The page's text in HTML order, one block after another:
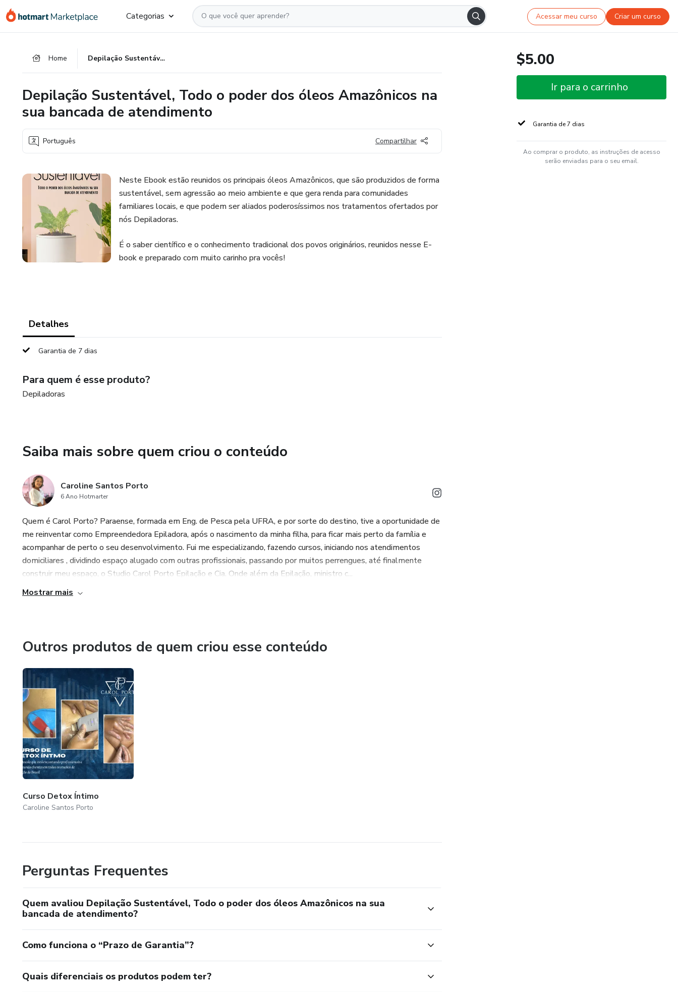
para
para
para
Categorias Acessar meu curso Criar um curso
Home Depilação Sustentável, Todo o poder dos óleos Amazônicos na sua bancada de atendimento
Depilação Sustentável, Todo o poder dos óleos Amazônicos na
sua bancada de atendimento
Português Compartilhar
Neste Ebook estão reunidos os principais óleos Amazônicos, que são produzidos de forma
sustentável, sem agressão ao meio ambiente e que gera renda para comunidades
familiares locais, e que podem ser aliados poderosíssimos nos tratamentos ofertados por
nós Depiladoras.
É o saber científico e o conhecimento tradicional dos povos originários, reunidos nesse E-
book e preparado com muito carinho pra vocês!
Detalhes
Garantia de 7 dias
Para quem é esse produto?
Depiladoras
Saiba mais sobre quem criou o conteúdo
Caroline Santos Porto
6 Ano Hotmarter
Quem é Carol Porto? Paraense, formada em Eng. de Pesca pela UFRA, e por sorte do destino, tive a oportunidade de
me reinventar como Empreendedora Epiladora, após o nascimento da minha filha, para ficar mais perto da família e
acompanhar de perto o seu desenvolvimento. Fui me especializando, fazendo cursos, iniciando nos atendimentos
domiciliares , dividindo espaço alugado com outras profissionais, passando por muitos perrengues, até finalmente
construir meu espaço, o Studio Carol Porto Epilação e Cia. Onde além da Epilação, ministro c...
Mostrar mais
Outros produtos de quem criou esse conteúdo
Curso Detox Íntimo
Caroline Santos Porto
Perguntas Frequentes
Quem avaliou Depilação Sustentável, Todo o poder dos óleos Amazônicos na sua
bancada de atendimento?
Como funciona o “Prazo de Garantia”?
Quais diferenciais os produtos podem ter?
$5.00
Ir para o carrinho
Garantia de 7 dias
Ao comprar o produto, as instruções de acesso
serão enviadas para o seu email.